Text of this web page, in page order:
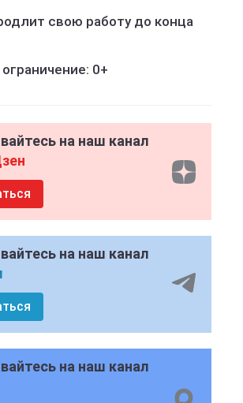
свою работу до конца
0+
на наш канал
на наш канал
на наш канал